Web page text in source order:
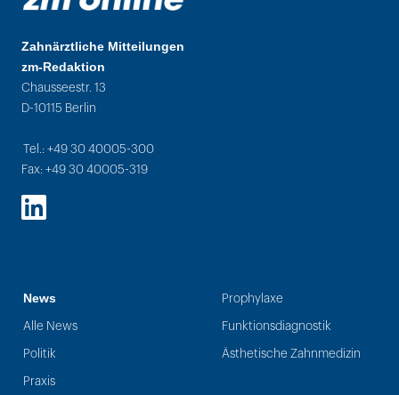
Zahnärztliche Mitteilungen
zm-Redaktion
Chausseestr. 13
D-10115 Berlin
Tel.: +49 30 40005-300
Fax: +49 30 40005-319
LinkedIn
News
Alle News
Politik
Praxis
Prophylaxe
Funktionsdiagnostik
Ästhetische Zahnmedizin